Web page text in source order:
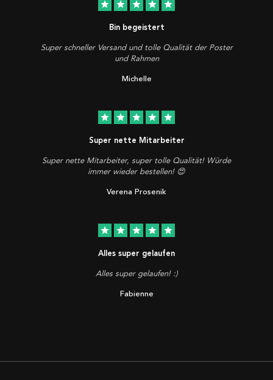
star star star star star
Bin begeistert
Super schneller Versand und tolle Qualität der Poster
und Rahmen
Michelle
star star star star star
Super nette Mitarbeiter
Super nette Mitarbeiter, super tolle Qualität! Würde
immer wieder bestellen! 😍
Verena Prosenik
star star star star star
Alles super gelaufen
Alles super gelaufen! :)
Fabienne